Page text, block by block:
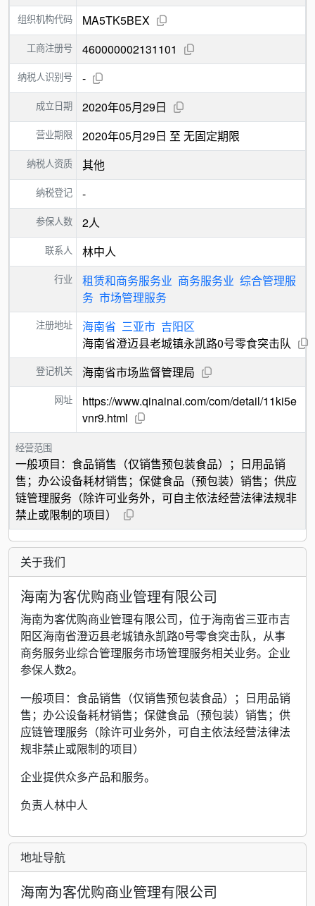
组织机构代码 MA5TK5BEX
工商注册号 460000002131101
纳税人识别号 -
成立日期 2020年05月29日
营业期限 2020年05月29日 至 无固定期限
纳税人资质 其他
纳税登记 -
参保人数 2人
联系人 林中人
行业 租赁和商务服务业 商务服务业 综合管理服
务 市场管理服务
注册地址 海南省 三亚市 吉阳区
海南省澄迈县老城镇永凯路0号零食突击队
登记机关 海南省市场监督管理局
网址
https://www.qinainai.com/com/detail/11ki5e
vnr9.html
经营范围
一般项目：食品销售（仅销售预包装食品）；日用品销
售；办公设备耗材销售；保健食品（预包装）销售；供应
链管理服务（除许可业务外，可自主依法经营法律法规非
禁止或限制的项目）
关于我们
海南为客优购商业管理有限公司
海南为客优购商业管理有限公司，位于海南省三亚市吉
阳区海南省澄迈县老城镇永凯路0号零食突击队，从事
商务服务业综合管理服务市场管理服务相关业务。企业
参保人数2。
一般项目：食品销售（仅销售预包装食品）；日用品销
售；办公设备耗材销售；保健食品（预包装）销售；供
应链管理服务（除许可业务外，可自主依法经营法律法
规非禁止或限制的项目）
企业提供众多产品和服务。
负责人林中人
地址导航
海南为客优购商业管理有限公司